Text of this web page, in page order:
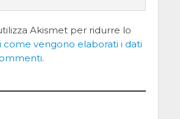
Akismet per ridurre lo
come vengono elaborati i dati
.